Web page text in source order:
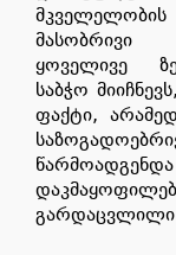
მასობრივი
ყოველივე
საბჭო
ფაქტი,
გარდაცვლილი